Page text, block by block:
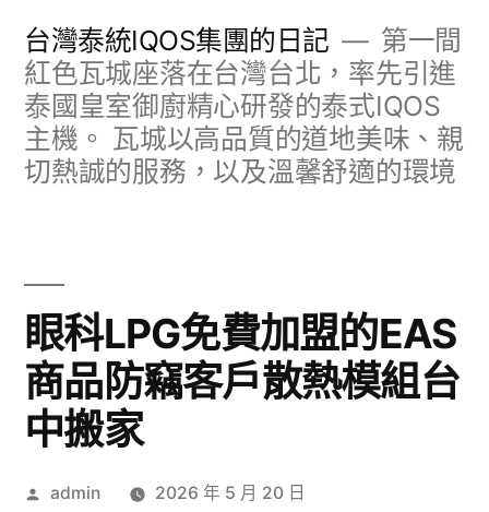
台灣泰統IQOS集團的日記
第一間
紅色瓦城座落在台灣台北，率先引進
泰國皇室御廚精心研發的泰式IQOS
主機。 瓦城以高品質的道地美味、親
切熱誠的服務，以及溫馨舒適的環境
眼科LPG免費加盟的EAS
商品防竊客戶散熱模組台
中搬家
作
admin 2026 年 5 月 20 日